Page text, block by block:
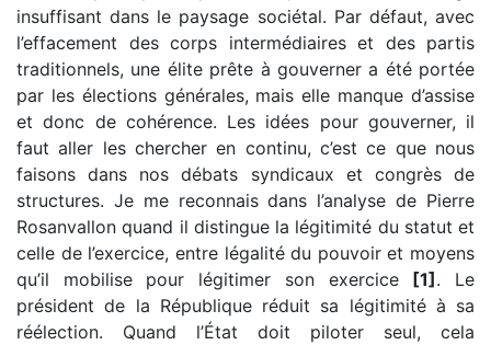
insuffisant dans le paysage sociétal. Par défaut, avec
l’effacement des corps intermédiaires et des partis
traditionnels, une élite prête à gouverner a été portée
par les élections générales, mais elle manque d’assise
et donc de cohérence. Les idées pour gouverner, il
faut aller les chercher en continu, c’est ce que nous
faisons dans nos débats syndicaux et congrès de
structures. Je me reconnais dans l’analyse de Pierre
Rosanvallon quand il distingue la légitimité du statut et
celle de l’exercice, entre légalité du pouvoir et moyens
qu’il mobilise pour légitimer son exercice
[1] . Le
président de la République réduit sa légitimité à sa
réélection. Quand l’État doit piloter seul, cela